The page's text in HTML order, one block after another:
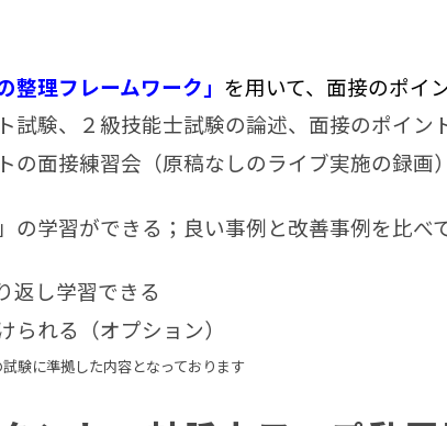
整理フレームワーク」 を用いて、面接のポイ
試験、２級技能士試験の論述、面接のポイン
の面接練習会（原稿なしのライブ実施の録画
の学習ができる；良い事例と改善事例を比べ
返し学習できる
れる（オプション）
験に準拠した内容となっております